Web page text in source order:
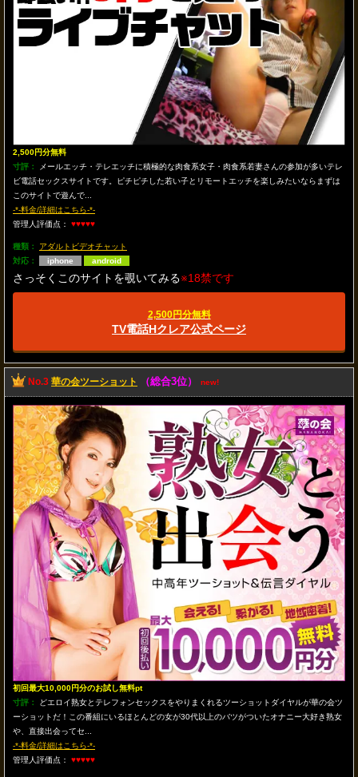
2,500円分無料
寸評：
メールエッチ・テレエッチに積極的な肉食系女子・肉食系若妻さんの参加が多いテレ
ビ電話セックスサイトです。ピチピチした若い子とリモートエッチを楽しみたいならまずは
このサイトで遊んで...
-*-料金/詳細はこちら-*-
管理人評価点： ♥♥♥♥♥
種類：
アダルトビデオチャット
対応：
iphone android
さっそくこのサイトを覗いてみる※18禁です
2,500円分無料
TV電話Hクレア公式ページ
No.3 華の会ツーショット （総合3位） new!
初回最大10,000円分のお試し無料pt
寸評：
どエロイ熟女とテレフォンセックスをやりまくれるツーショットダイヤルが華の会ツ
ーショットだ！この番組にいるほとんどの女が30代以上のバツがついたオナニー大好き熟女
や、直接出会ってセ...
-*-料金/詳細はこちら-*-
管理人評価点： ♥♥♥♥♥